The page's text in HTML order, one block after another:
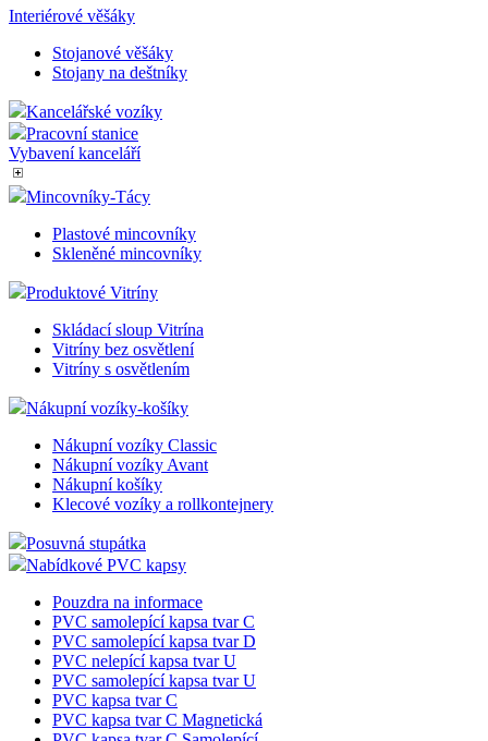
Kancelářské doplňky
Doplňky na stůl
Ostatní potřeby
Podstavec pod monitor
Skříňky na klíče
Interiérové věšáky
Stojanové věšáky
Kancelářské vozíky
Vybavení kanceláří
Mincovníky-Tácy
Plastové mincovníky
Skleněné mincovníky
Produktové Vitríny
Skládací sloup Vitrína
Vitríny bez osvětlení
Vitríny s osvětlením
Nákupní vozíky-košíky
Nákupní vozíky Avant
Nákupní košíky
Klecové vozíky a rollkontejnery
Posuvná stupátka
Nabídkové PVC kapsy